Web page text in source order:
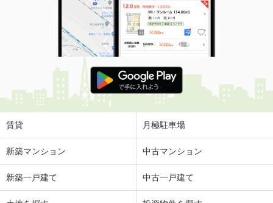
賃貸 月極駐車場
新築マンション 中古マンション
新築一戸建て 中古一戸建て